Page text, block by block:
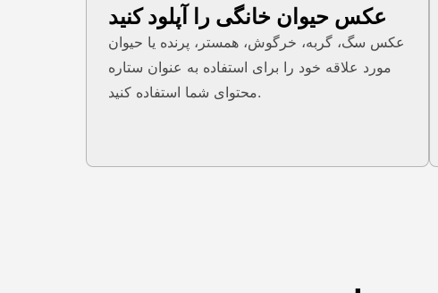
عکس حیوان خانگی را آپلود کنید
عکس سگ، گربه، خرگوش، همستر، پرنده یا حیوان
مورد علاقه خود را برای استفاده به عنوان ستاره
محتوای شما استفاده کنید.